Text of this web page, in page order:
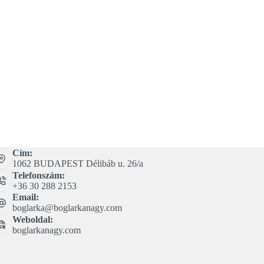
Cím:
1062 BUDAPEST Délibáb u. 26/a
Telefonszám:
+36 30 288 2153
Email:
boglarka@boglarkanagy.com
Weboldal:
boglarkanagy.com